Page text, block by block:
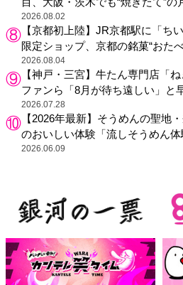
2026.08.02
【京都初上陸】JR京都駅に「ち
限定ショップ、京都の銘菓“おた
2026.08.04
【神戸・三宮】牛たん専門店「
ファンら「8月が待ち遠しい」と
2026.07.28
【2026年最新】そうめんの聖地
のおいしい体験「流しそうめん
2026.06.09